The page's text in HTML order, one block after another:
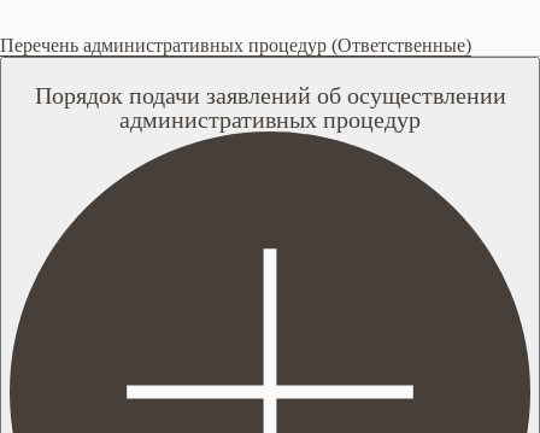
Перечень административных процедур (Ответственные)
Порядок подачи заявлений об осуществлении
административных процедур